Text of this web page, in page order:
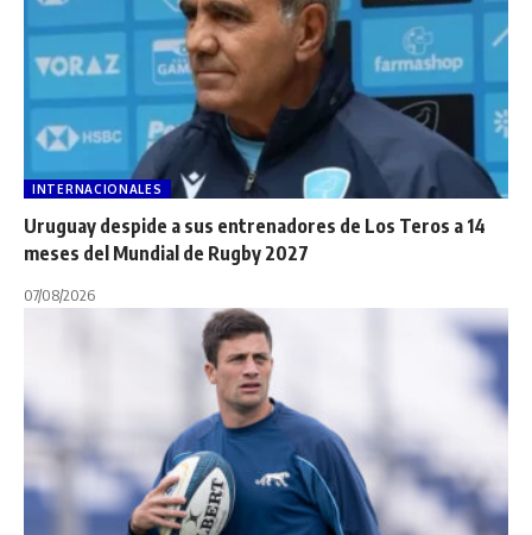
INTERNACIONALES
Uruguay despide a sus entrenadores de Los Teros a 14
meses del Mundial de Rugby 2027
07/08/2026